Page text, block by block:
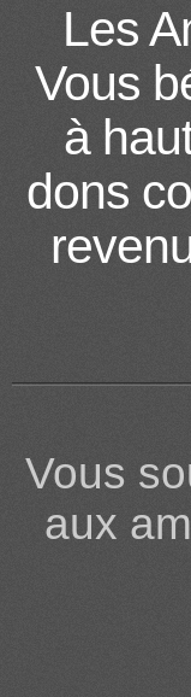
Les
Vous
à
dons
Vous
aux